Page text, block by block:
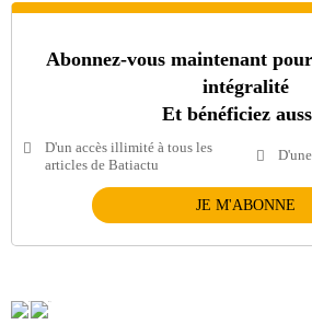
Abonnez-vous maintenant
intégralité
Et bénéficiez
D'un accès illimité à tous les
articles de Batiactu
JE M'ABONNE